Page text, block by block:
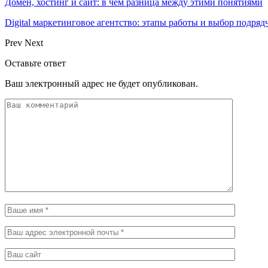
Digital маркетинговое агентство: этапы работы и выбор
Prev Next
Оставьте ответ
Ваш электронный адрес не будет опубликован.